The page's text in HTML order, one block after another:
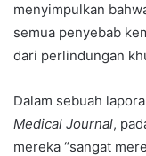
menyimpulkan
semua penyebab
dari perlindungan
Dalam sebuah
Medical Journal,
mereka “sangat